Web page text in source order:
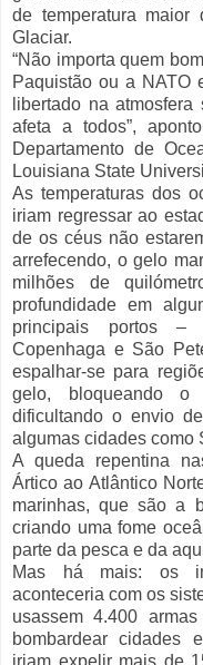
de temperatura
Glaciar.
“Não importa quem
Paquistão ou a NATO
libertado na
afeta a todos”,
Departamento de
Louisiana State
As temperaturas dos
iriam regressar ao
de os céus não
arrefecendo, o gelo
milhões de
profundidade em
principais portos –
Copenhaga e São
espalhar-se para
gelo, bloqueando o
dificultando o envio
algumas cidades como
A queda repentina
Ártico ao Atlântico
marinhas, que são a
criando uma fome
parte da pesca e da
Mas há mais: os
aconteceria com os
usassem 4.400
bombardear cidades
iriam expelir mais de